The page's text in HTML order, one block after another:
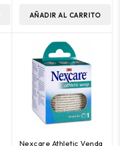
AÑADIR AL CARRITO
Nexcare Athletic Venda